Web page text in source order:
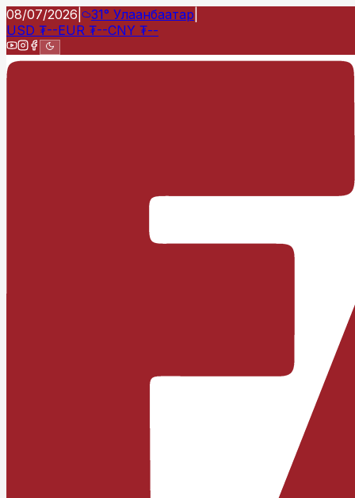
08/07/2026 31° Улаанбаатар
USD ₮--EUR ₮--CNY ₮--